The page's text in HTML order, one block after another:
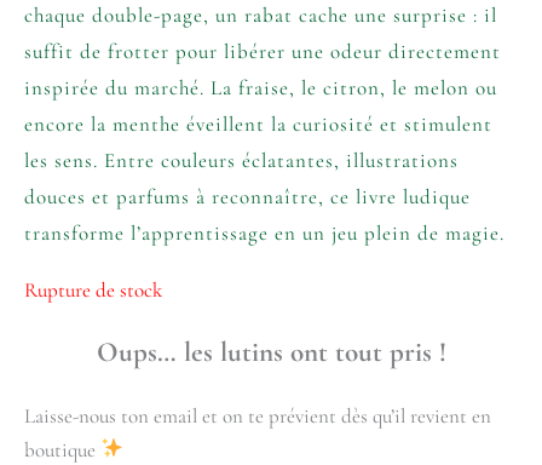
chaque double-page, un rabat cache une surprise : il
suffit de frotter pour libérer une odeur directement
inspirée du marché. La fraise, le citron, le melon ou
encore la menthe éveillent la curiosité et stimulent
les sens. Entre couleurs éclatantes, illustrations
douces et parfums à reconnaître, ce livre ludique
transforme l’apprentissage en un jeu plein de magie.
Rupture de stock
Oups… les lutins ont tout pris !
Laisse-nous ton email et on te prévient dès qu’il revient en
boutique